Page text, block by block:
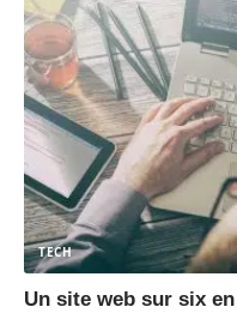
TECH
Un site web sur six